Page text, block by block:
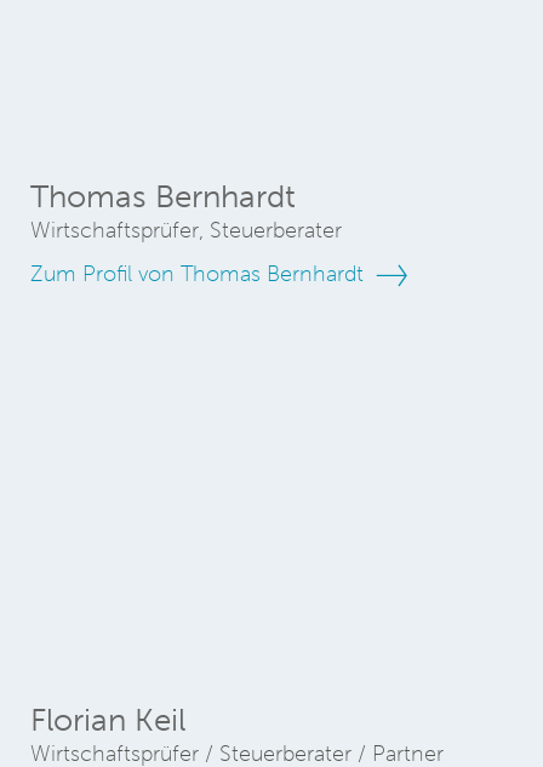
Thomas Bernhardt
Wirtschaftsprüfer, Steuerberater
Zum Profil von Thomas Bernhardt
Florian Keil
Wirtschaftsprüfer / Steuerberater / Partner